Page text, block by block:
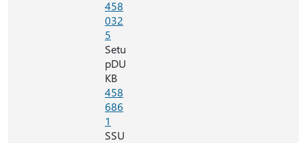
458
032
5
Setu
pDU
KB
458
686
1
SSU